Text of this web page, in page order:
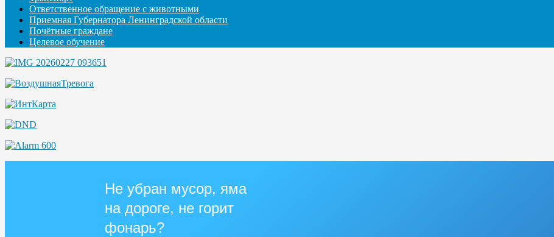
Ответственное обращение с животными
Приемная Губернатора Ленинградской области
Почётные граждане
Целевое обучение
Не убран мусор, яма
на дороге, не горит
фонарь?